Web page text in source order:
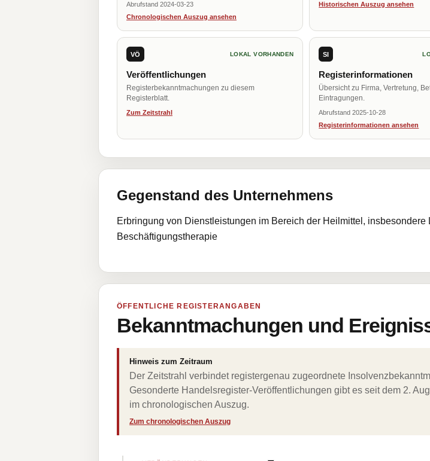
Abrufstand 2024-03-23
Chronologischen Auszug ansehen
Historischen Auszug ansehen
VÖ LOKAL VORHANDEN
Veröffentlichungen
Registerbekanntmachungen zu diesem
Registerblatt.
Zum Zeitstrahl
SI
Registerinformationen
Übersicht zu Firma, Vertretung,
Eintragungen.
Abrufstand 2025-10-28
Registerinformationen ansehen
Gegenstand des Unternehmens
Erbringung von Dienstleistungen im Bereich der Heilmittel,
Beschäftigungstherapie
ÖFFENTLICHE REGISTERANGABEN
Bekanntmachungen und
Hinweis zum Zeitraum
Der Zeitstrahl verbindet registergenau zugeordnete
Gesonderte Handelsregister-Veröffentlichungen gibt es seit dem 2.
im chronologischen Auszug.
Zum chronologischen Auszug